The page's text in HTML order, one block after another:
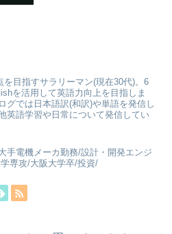
を目指すサラリーマン(現在30代)。6
を活用して英語力向上を目指しま
グでは日本語訳(和訳)や単語を発信し
英語学習や日常について発信してい
手電機メーカ勤務/設計・開発エンジ
専攻/大阪大学卒/投資/